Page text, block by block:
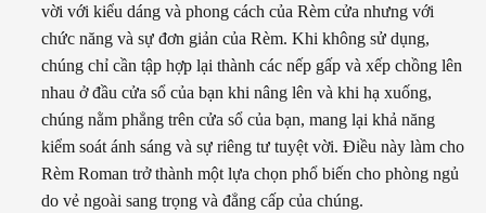
vời với kiểu dáng và phong cách của Rèm cửa nhưng với
chức năng và sự đơn giản của Rèm. Khi không sử dụng,
chúng chỉ cần tập hợp lại thành các nếp gấp và xếp chồng lên
nhau ở đầu cửa sổ của bạn khi nâng lên và khi hạ xuống,
chúng nằm phẳng trên cửa sổ của bạn, mang lại khả năng
kiểm soát ánh sáng và sự riêng tư tuyệt vời. Điều này làm cho
Rèm Roman trở thành một lựa chọn phổ biến cho phòng ngủ
do vẻ ngoài sang trọng và đẳng cấp của chúng.